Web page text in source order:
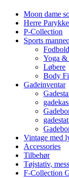
Moon dame
Herre
P-Collection
Sports
Fodbold
Yoga &
Løbere
Body
Gadeinventar
Vintage med
Accessories
Tilbehør
Tøjstativ,
F-Collection